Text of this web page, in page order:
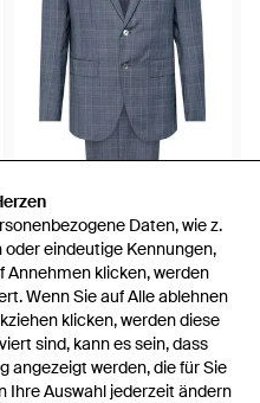
Daten, wie z.
eindeutige Kennungen,
Annehmen klicken, werden
Wenn Sie auf Alle ablehnen
klicken, werden diese
sind, kann es sein, dass
angezeigt werden, die für Sie
Ihre Auswahl jederzeit ändern
Daten, wie z.
eindeutige Kennungen,
Annehmen klicken, werden
Wenn Sie auf Alle ablehnen
klicken, werden diese
sind, kann es sein, dass
angezeigt werden, die für Sie
Ihre Auswahl jederzeit ändern
2.100 €
ZEGNA
Karierter Anzug - Blau
VonFARFETCH
SALE